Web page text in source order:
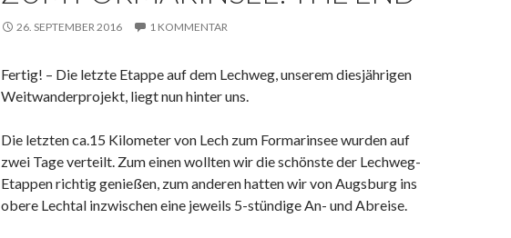
26. SEPTEMBER 2016 1 KOMMENTAR
Fertig! – Die letzte Etappe auf dem Lechweg, unserem diesjährigen
Weitwanderprojekt, liegt nun hinter uns.
Die letzten ca.15 Kilometer von Lech zum Formarinsee wurden auf
zwei Tage verteilt. Zum einen wollten wir die schönste der Lechweg-
Etappen richtig genießen, zum anderen hatten wir von Augsburg ins
obere Lechtal inzwischen eine jeweils 5-stündige An- und Abreise.